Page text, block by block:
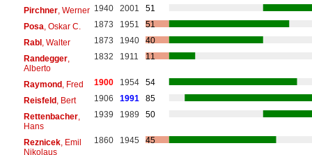
Pirchner, Werner 1940 2001
51
Posa , Oskar C. 1873 1951
51
Rabl, Walter 1873 1940
40
Randegger,
Alberto
1832 1911 11
Raymond, Fred 1900 1954
54
Reisfeld, Bert 1906 1991
85
Rettenbacher,
Hans
1939 1989 50
Reznicek, Emil
Nikolaus
1860 1945 45